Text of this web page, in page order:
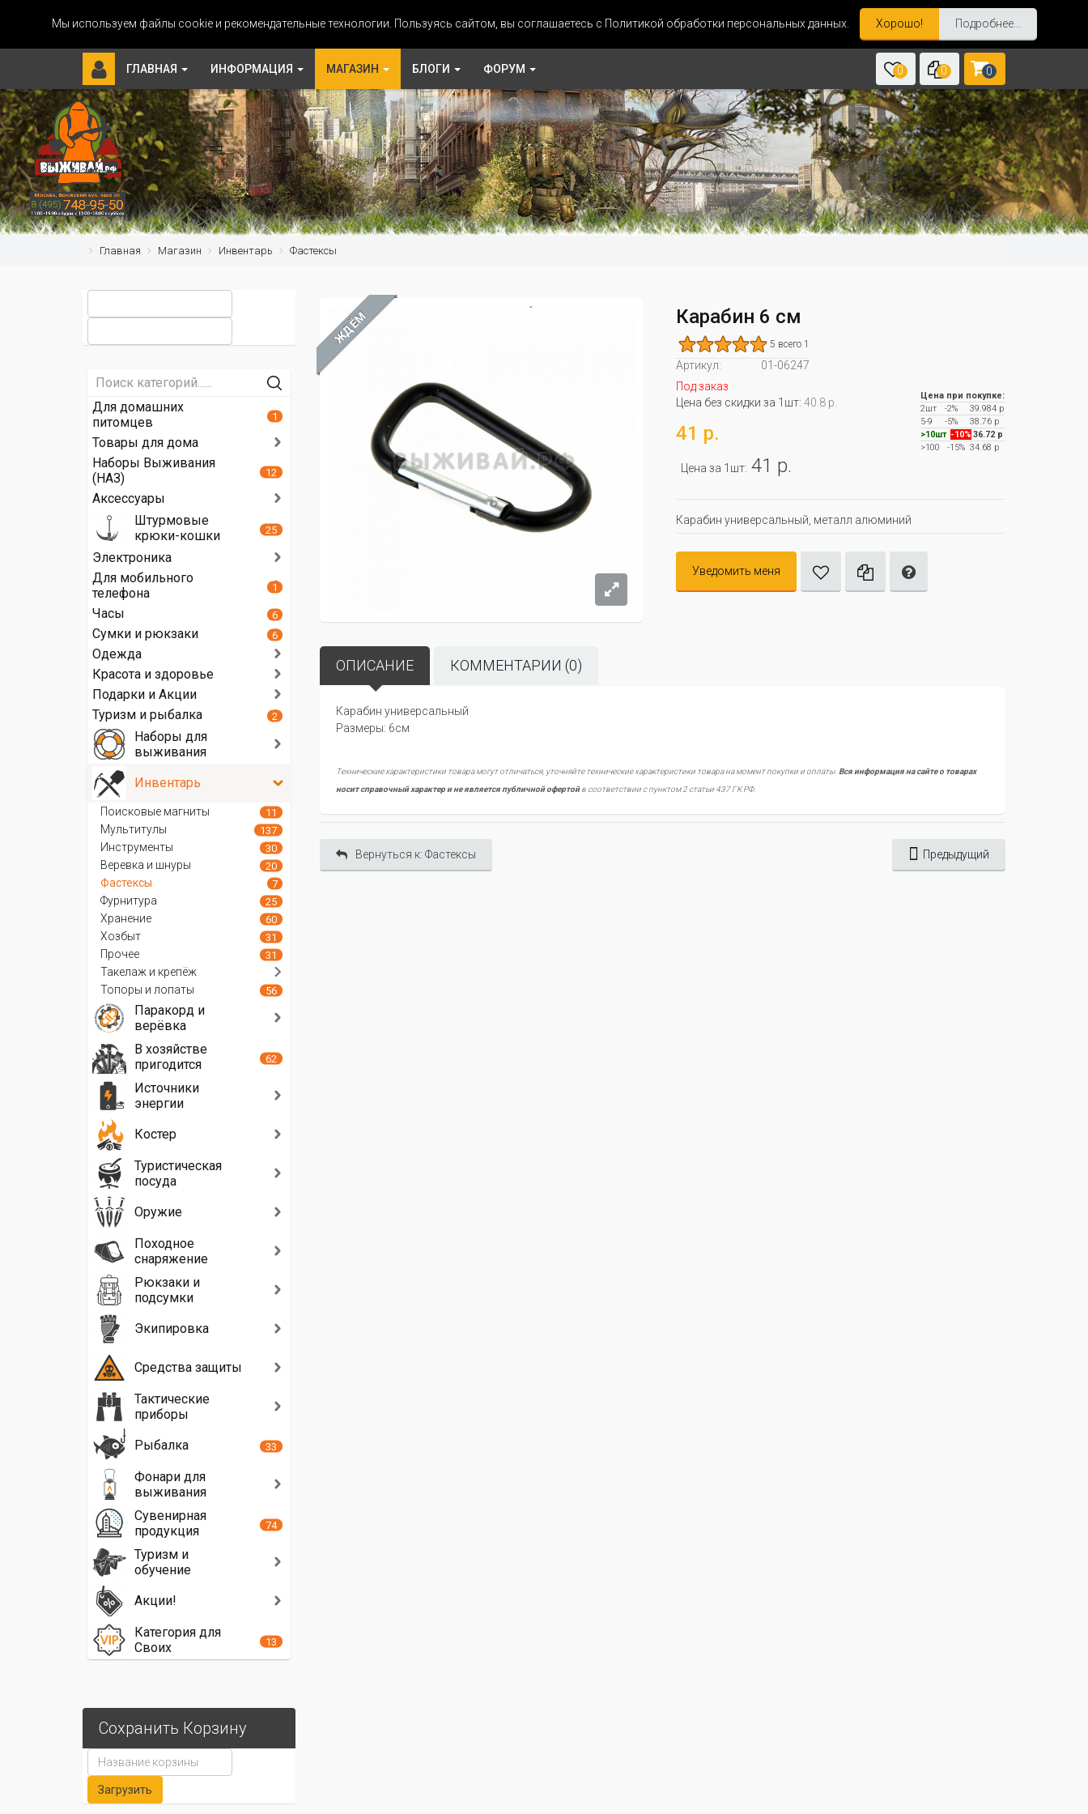
Мы используем файлы cookie и рекомендательные технологии. Пользуясь сайтом, вы соглашаетесь с Политикой обработки персональных данных. Хорошо! Подробнее...
ГЛАВНАЯ ИНФОРМАЦИЯ МАГАЗИН БЛОГИ ФОРУМ 0 0 0
Главная Магазин Инвентарь Фастексы
ЖДЁМ Карабин 6 см
5 всего 1
Артикул:
01-06247
Под заказ
Цена без скидки за 1шт: 40.8 р.
41 р.
Цена за 1шт: 41 р.
Цена при покупке:
2шт
-2%
39.984 р
5-9
-5%
38.76 р
>10шт -10% 36.72 р
>100
-15%34.68 р
Карабин универсальный, металл алюминий
Уведомить меня
ОПИСАНИЕ КОММЕНТАРИИ (0)
Карабин универсальный
Размеры: 6см
Технические характеристики товара могут отличаться, уточняйте технические характеристики товара на момент покупки и оплаты. Вся информация на сайте о товарах
носит справочный характер и не является публичной офертойв соответствии с пунктом 2 статьи 437 ГК РФ.
Вернуться к: Фастексы Предыдущий
Для домашних
питомцев
1
Товары для дома
Наборы Выживания
(НАЗ)
12
Аксессуары
Штурмовые
крюки-кошки
25
Электроника
Для мобильного
телефона
1
Часы 6
Сумки и рюкзаки 6
Одежда
Красота и здоровье
Подарки и Акции
Туризм и рыбалка
2
Наборы для
выживания
Инвентарь
Поисковые магниты 11
Мультитулы 137
Инструменты 30
Веревка и шнуры 20
Фастексы 7
Фурнитура 25
Хранение 60
Хозбыт 31
Прочее 31
Такелаж и крепёж
Топоры и лопаты
56
Паракорд и
верёвка
В хозяйстве
пригодится
62
Источники
энергии
Костер
Туристическая
посуда
Оружие
Походное
снаряжение
Рюкзаки и
подсумки
Экипировка
Средства защиты
Тактические
приборы
Рыбалка
33
Фонари для
выживания
Сувенирная
продукция
74
Туризм и
обучение
Акции!
Категория для
Своих
13
Сохранить Корзину